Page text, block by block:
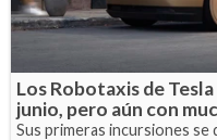
Los Robotaxis de
junio, pero aún con
Sus primeras incursiones se